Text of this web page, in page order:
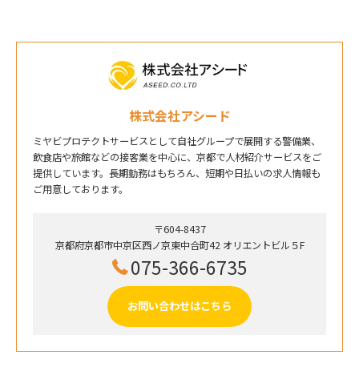
株式会社アシード
ミヤビプロテクトサービスとして自社グループで展開する警備業、
飲食店や旅館などの接客業を中心に、京都で人材紹介サービスをご
提供しています。長期勤務はもちろん、短期や日払いの求人情報も
ご用意しております。
〒604-8437
京都府京都市中京区西ノ京東中合町42 オリエントビル５F
075-366-6735
お問い合わせはこちら